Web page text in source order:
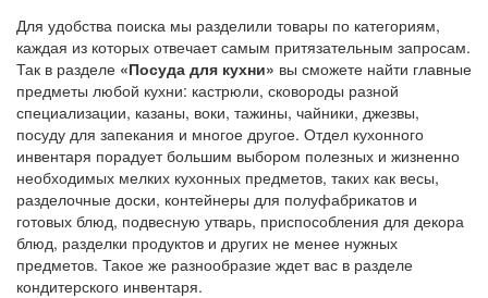
Для удобства поиска мы разделили товары по категориям,
каждая из которых отвечает самым притязательным запросам.
Так в разделе «Посуда для кухни» вы сможете найти главные
предметы любой кухни: кастрюли, сковороды разной
специализации, казаны, воки, тажины, чайники, джезвы,
посуду для запекания и многое другое. Отдел кухонного
инвентаря порадует большим выбором полезных и жизненно
необходимых мелких кухонных предметов, таких как весы,
разделочные доски, контейнеры для полуфабрикатов и
готовых блюд, подвесную утварь, приспособления для декора
блюд, разделки продуктов и других не менее нужных
предметов. Такое же разнообразие ждет вас в разделе
кондитерского инвентаря.